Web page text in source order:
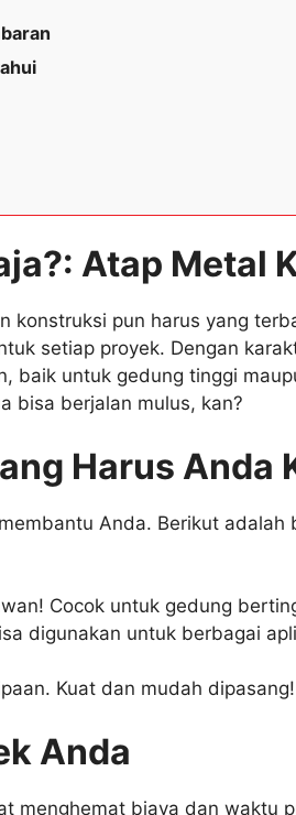
Atap Metal
konstruksi pun harus yang
setiap proyek. Dengan
baik untuk gedung tinggi
bisa berjalan mulus, kan?
Harus Anda
Anda. Berikut adalah
Cocok untuk gedung
digunakan untuk berbagai
Kuat dan mudah dipasang!
Anda
menghemat biaya dan waktu